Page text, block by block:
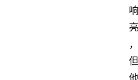
响
亮
，
但
他